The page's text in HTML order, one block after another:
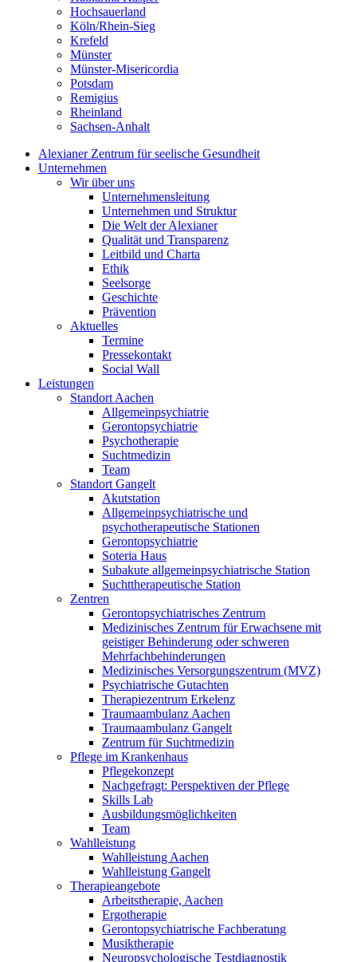
Hochsauerland
Köln/Rhein-Sieg
Krefeld
Münster
Münster-Misericordia
Potsdam
Remigius
Rheinland
Sachsen-Anhalt
Alexianer Zentrum für seelische Gesundheit
Unternehmen
Wir über uns
Unternehmensleitung
Unternehmen und Struktur
Die Welt der Alexianer
Qualität und Transparenz
Leitbild und Charta
Ethik
Seelsorge
Geschichte
Prävention
Aktuelles
Termine
Pressekontakt
Social Wall
Leistungen
Standort Aachen
Allgemeinpsychiatrie
Gerontopsychiatrie
Psychotherapie
Suchtmedizin
Team
Standort Gangelt
Akutstation
Allgemeinpsychiatrische und
psychotherapeutische Stationen
Gerontopsychiatrie
Soteria Haus
Subakute allgemeinpsychiatrische Station
Suchttherapeutische Station
Zentren
Gerontopsychiatrisches Zentrum
Medizinisches Zentrum für Erwachsene mit
geistiger Behinderung oder schweren
Mehrfachbehinderungen
Medizinisches Versorgungszentrum (MVZ)
Psychiatrische Gutachten
Therapiezentrum Erkelenz
Traumaambulanz Aachen
Traumaambulanz Gangelt
Zentrum für Suchtmedizin
Pflege im Krankenhaus
Pflegekonzept
Nachgefragt: Perspektiven der Pflege
Skills Lab
Ausbildungsmöglichkeiten
Team
Wahlleistung
Wahlleistung Aachen
Wahlleistung Gangelt
Therapieangebote
Arbeitstherapie, Aachen
Ergotherapie
Gerontopsychiatrische Fachberatung
Musiktherapie
Neuropsychologische Testdiagnostik